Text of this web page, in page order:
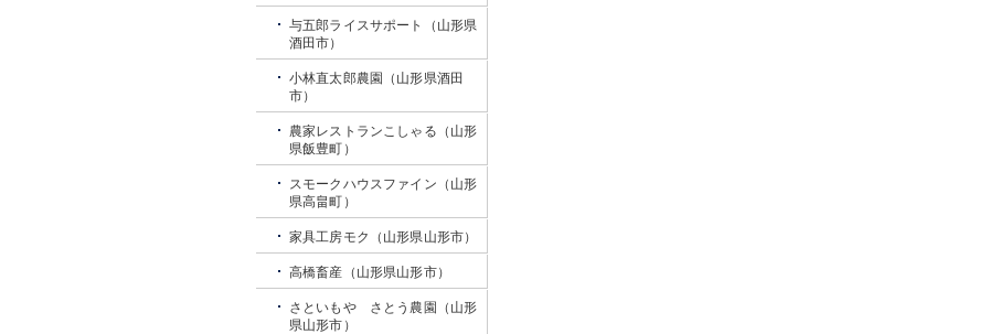
与五郎ライスサポート（山形県
酒田市）
小林直太郎農園（山形県酒田
市）
農家レストランこしゃる（山形
県飯豊町）
スモークハウスファイン（山形
県高畠町）
家具工房モク（山形県山形市）
高橋畜産（山形県山形市）
さといもや さとう農園（山形
県山形市）